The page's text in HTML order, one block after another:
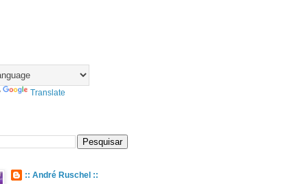
Translate
:: André Ruschel ::